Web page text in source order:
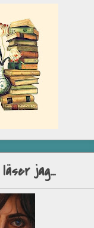
jag...